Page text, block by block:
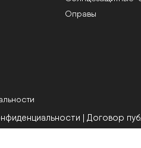
Оправы
| Договор